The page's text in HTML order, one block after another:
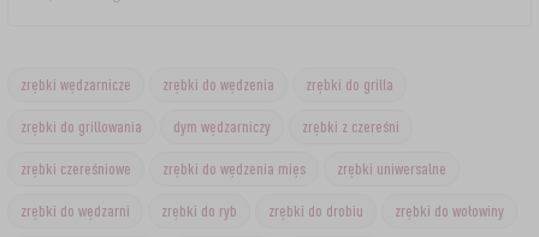
zrębki wędzarnicze zrębki do wędzenia zrębki do grilla
zrębki do grillowania dym wędzarniczy zrębki z czereśni
zrębki czereśniowe zrębki do wędzenia mięs zrębki uniwersalne
zrębki do wędzarni zrębki do ryb zrębki do drobiu zrębki do wołowiny